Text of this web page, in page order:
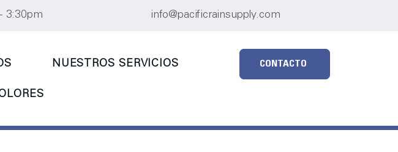
3:30pm info@pacificrainsupply.com
NUESTROS SERVICIOS CONTACTO